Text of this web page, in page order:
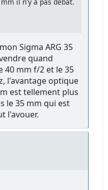
Sigma ARG 35
quand
40 mm f/2 et le 35
l'avantage optique
est tellement plus
le 35 mm qui est
l'avouer.